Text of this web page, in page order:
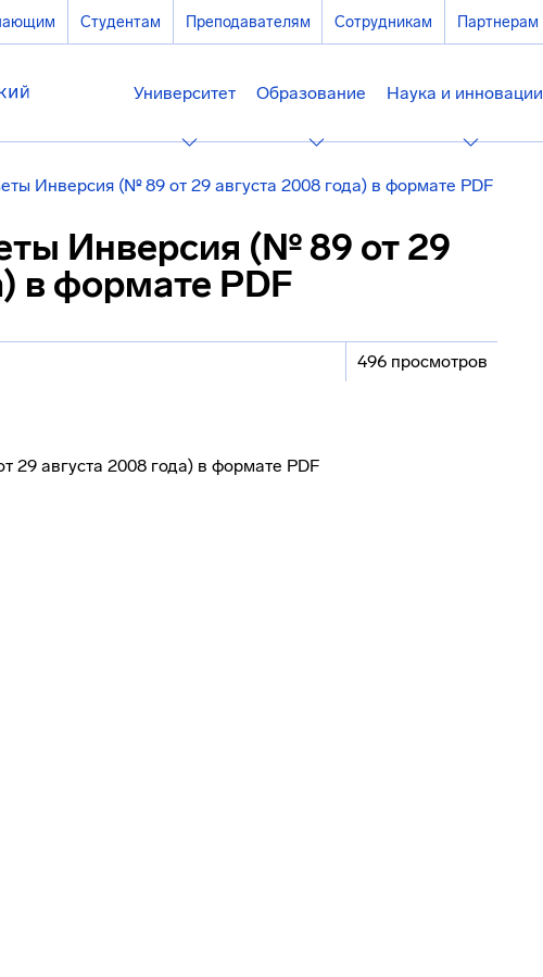
Студентам Преподавателям Сотрудникам Партнерам
Университет Образование Наука и инновации
Инверсия (№ 89 от 29 августа 2008 года) в формате PDF
Инверсия (№ 89 от 29
в формате PDF
496 просмотров
августа 2008 года) в формате PDF